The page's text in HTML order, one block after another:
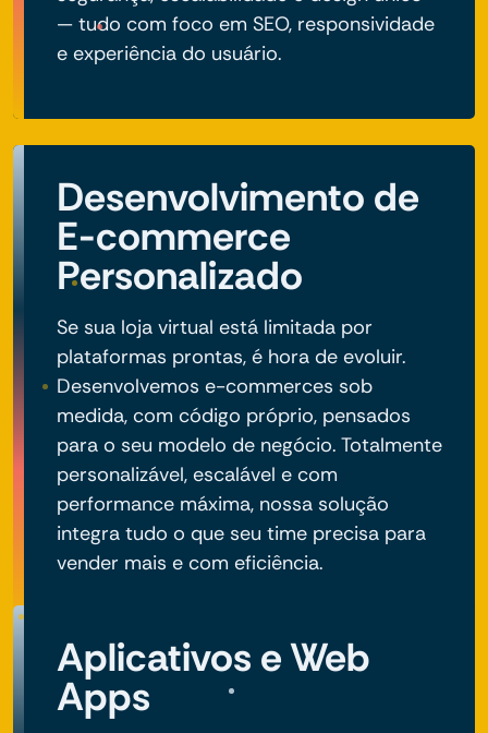
— tudo com foco em SEO, responsividade
e experiência do usuário.
Desenvolvimento de
E-commerce
Personalizado
Se sua loja virtual está limitada por
plataformas prontas, é hora de evoluir.
Desenvolvemos e-commerces sob
medida, com código próprio, pensados
para o seu modelo de negócio. Totalmente
personalizável, escalável e com
performance máxima, nossa solução
integra tudo o que seu time precisa para
vender mais e com eficiência.
Aplicativos e Web
Apps